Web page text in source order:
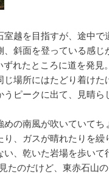
室越を目指すが、途中
、斜面を登っている感
ずれたところに道を発
じ場所にはたどり着け
ピークに出て、見晴ら
めの南風が吹いていて
り、ガスが晴れたりを
い、乾いた岩場を歩い
のだけど、東赤石山